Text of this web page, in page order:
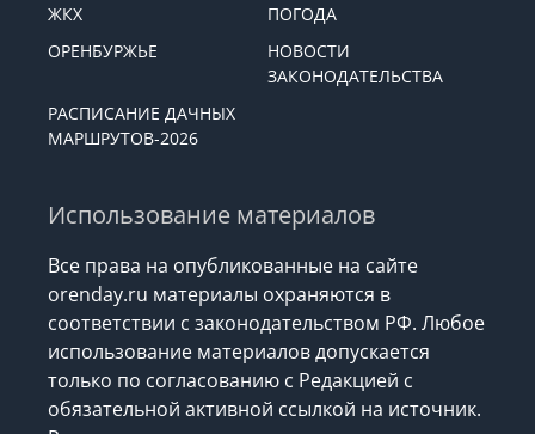
ЖКХ
ПОГОДА
ОРЕНБУРЖЬЕ
НОВОСТИ
ЗАКОНОДАТЕЛЬСТВА
РАСПИСАНИЕ ДАЧНЫХ
МАРШРУТОВ-2026
Использование материалов
Все права на опубликованные на сайте
orenday.ru материалы охраняются в
соответствии с законодательством РФ. Любое
использование материалов допускается
только по согласованию с Редакцией с
обязательной активной ссылкой на источник.